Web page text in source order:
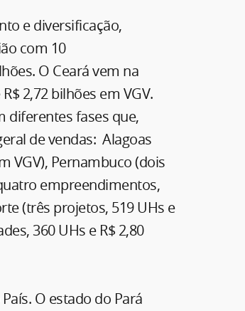
e diversificação,
com 10
O Ceará vem na
2,72 bilhões em VGV.
diferentes fases que,
de vendas: Alagoas
VGV), Pernambuco (dois
empreendimentos,
(três projetos, 519 UHs e
360 UHs e R$ 2,80
O estado do Pará